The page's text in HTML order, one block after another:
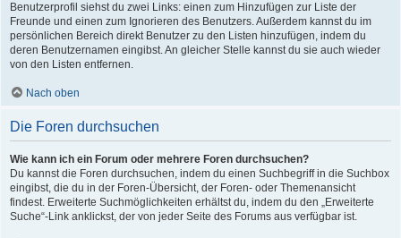
Benutzerprofil siehst du zwei Links: einen zum Hinzufügen zur Liste der
Freunde und einen zum Ignorieren des Benutzers. Außerdem kannst du im
persönlichen Bereich direkt Benutzer zu den Listen hinzufügen, indem du
deren Benutzernamen eingibst. An gleicher Stelle kannst du sie auch wieder
von den Listen entfernen.
Nach oben
Die Foren durchsuchen
Wie kann ich ein Forum oder mehrere Foren durchsuchen?
Du kannst die Foren durchsuchen, indem du einen Suchbegriff in die Suchbox
eingibst, die du in der Foren-Übersicht, der Foren- oder Themenansicht
findest. Erweiterte Suchmöglichkeiten erhältst du, indem du den „Erweiterte
Suche“-Link anklickst, der von jeder Seite des Forums aus verfügbar ist.